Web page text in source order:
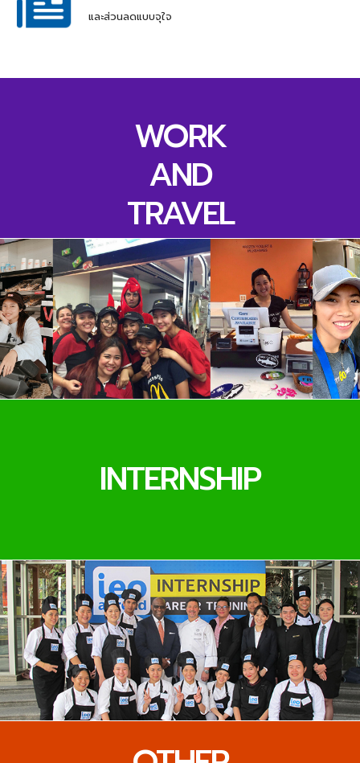
และส่วนลดแบบจุใจ
WORK
AND
TRAVEL
INTERNSHIP